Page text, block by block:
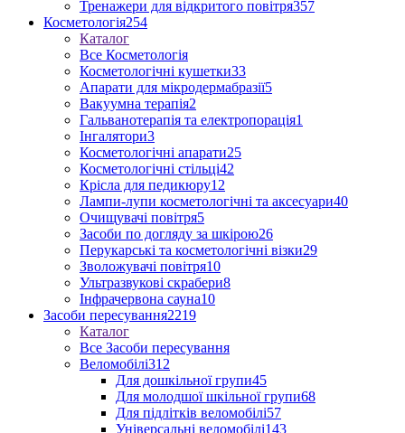
Тренажери для відкритого повітря357
Косметологія254
Каталог
Все Косметологія
Косметологічні кушетки33
Апарати для мікродермабразії5
Вакуумна терапія2
Гальванотерапія та електропорація1
Інгалятори3
Косметологічні апарати25
Косметологічні стільці42
Крісла для педикюру12
Лампи-лупи косметологічні та аксесуари40
Очищувачі повітря5
Засоби по догляду за шкірою26
Перукарські та косметологічні візки29
Зволожувачі повітря10
Ультразвукові скрабери8
Інфрачервона сауна10
Засоби пересування2219
Каталог
Все Засоби пересування
Веломобілі312
Для дошкільної групи45
Для молодшої шкільної групи68
Для підлітків веломобілі57
Універсальні веломобілі143